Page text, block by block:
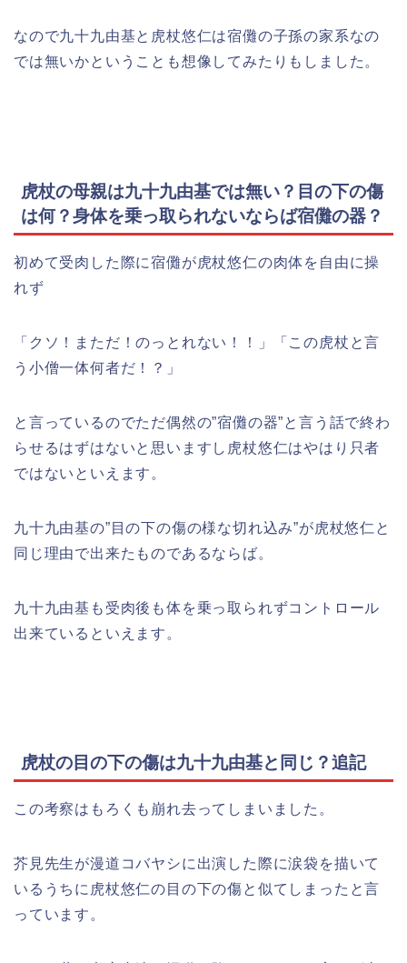
なので九十九由基と虎杖悠仁は宿儺の子孫の家系なの
では無いかということも想像してみたりもしました。
虎杖の母親は九十九由基では無い？目の下の傷
は何？身体を乗っ取られないならば宿儺の器？
初めて受肉した際に宿儺が虎杖悠仁の肉体を自由に操
れず
「クソ！まただ！のっとれない！！」「この虎杖と言
う小僧一体何者だ！？」
と言っているのでただ偶然の”宿儺の器”と言う話で終わ
らせるはずはないと思いますし虎杖悠仁はやはり只者
ではないといえます。
九十九由基の”目の下の傷の様な切れ込み”が虎杖悠仁と
同じ理由で出来たものであるならば。
九十九由基も受肉後も体を乗っ取られずコントロール
出来ているといえます。
虎杖の目の下の傷は九十九由基と同じ？追記
この考察はもろくも崩れ去ってしまいました。
芥見先生が漫道コバヤシに出演した際に涙袋を描いて
いるうちに虎杖悠仁の目の下の傷と似てしまったと言
っています。